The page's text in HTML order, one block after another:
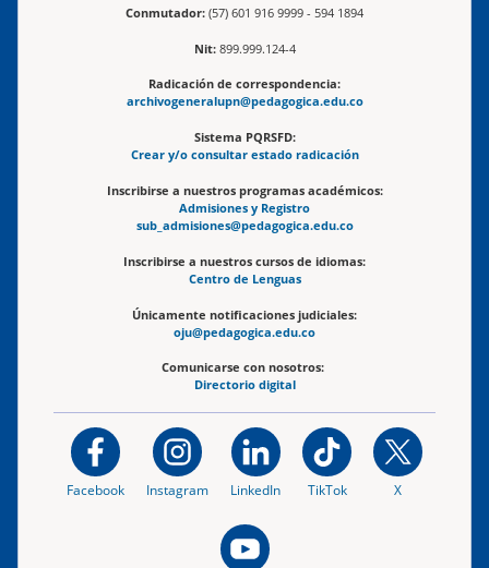
Conmutador: (57) 601 916 9999 - 594 1894
Nit:899.999.124-4
Radicación de correspondencia:
archivogeneralupn@pedagogica.edu.co
Sistema PQRSFD:
Crear y/o consultar estado radicación
Inscribirse a nuestros programas académicos:
Admisiones y Registro
sub_admisiones@pedagogica.edu.co
Inscribirse a nuestros cursos de idiomas:
Centro de Lenguas
Únicamente notificaciones judiciales:
oju@pedagogica.edu.co
Comunicarse con nosotros:
Directorio digital
Facebook Instagram LinkedIn TikTok X